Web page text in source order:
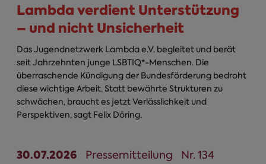
Lambda verdient Unterstützung
– und nicht Unsicherheit
Das Jugendnetzwerk Lambda e.V. begleitet und berät
seit Jahrzehnten junge LSBTIQ*-Menschen. Die
überraschende Kündigung der Bundesförderung bedroht
diese wichtige Arbeit. Statt bewährte Strukturen zu
schwächen, braucht es jetzt Verlässlichkeit und
Perspektiven, sagt Felix Döring.
30.07.2026 Pressemitteilung Nr. 134